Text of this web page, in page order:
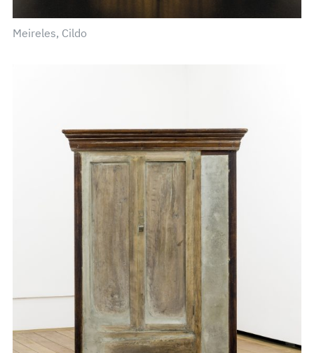
Meireles, Cildo